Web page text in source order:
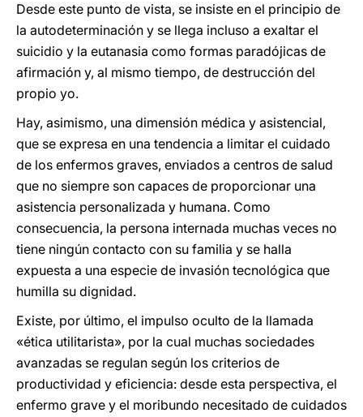
Desde este punto de vista, se insiste en el principio de
la autodeterminación y se llega incluso a exaltar el
suicidio y la eutanasia como formas paradójicas de
afirmación y, al mismo tiempo, de destrucción del
propio yo.
Hay, asimismo, una dimensión médica y asistencial,
que se expresa en una tendencia a limitar el cuidado
de los enfermos graves, enviados a centros de salud
que no siempre son capaces de proporcionar una
asistencia personalizada y humana. Como
consecuencia, la persona internada muchas veces no
tiene ningún contacto con su familia y se halla
expuesta a una especie de invasión tecnológica que
humilla su dignidad.
Existe, por último, el impulso oculto de la llamada
«ética utilitarista», por la cual muchas sociedades
avanzadas se regulan según los criterios de
productividad y eficiencia: desde esta perspectiva, el
enfermo grave y el moribundo necesitado de cuidados